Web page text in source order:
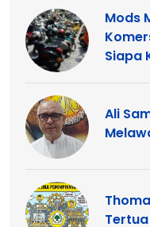
Mods
Siapa
Ali